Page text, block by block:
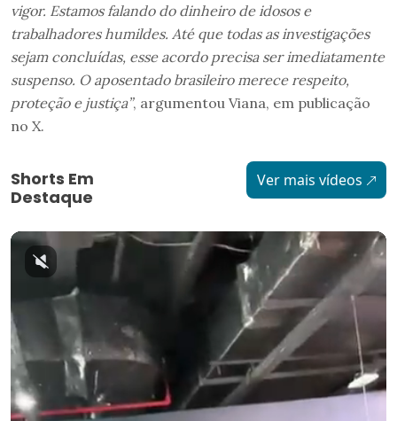
vigor. Estamos falando do dinheiro de idosos e
trabalhadores humildes. Até que todas as investigações
sejam concluídas, esse acordo precisa ser imediatamente
suspenso. O aposentado brasileiro merece respeito,
proteção e justiça”, argumentou Viana, em publicação
no X.
Shorts Em
Destaque
Ver mais vídeos